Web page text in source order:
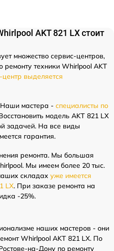
AKT 821 LX стоит
множество сервис-центров,
ремонту техники Whirlpool AKT
выделяется
мастера - специалисты по
модель AKT 821 LX
задачей. На все виды
гарантия.
ремонта. Мы большая
Мы имеем более 20 тыс.
складах уже имеется
LX. При заказе ремонта на
-25%.
наших мастеров - они
Whirlpool AKT 821 LX. По
на-Дону по ремонту